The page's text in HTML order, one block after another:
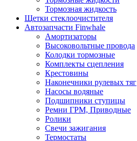
Тормозная жидкость
Щетки стеклоочистителя
Автозапчасти Finwhale
Амортизаторы
Высоковольтные провода
Колодки тормозные
Комплекты сцепления
Крестовины
Наконечники рулевых тяг
Насосы водяные
Подшипники ступицы
Ремни ГРМ, Приводные
Ролики
Свечи зажигания
Термостаты